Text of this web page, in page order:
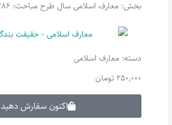
بخش: معارف اسلامی سال طرح مباحث: 1386 لغایت 1391
دسته:معارف اسلامی
250,000 تومان
اکنون سفارش دهید